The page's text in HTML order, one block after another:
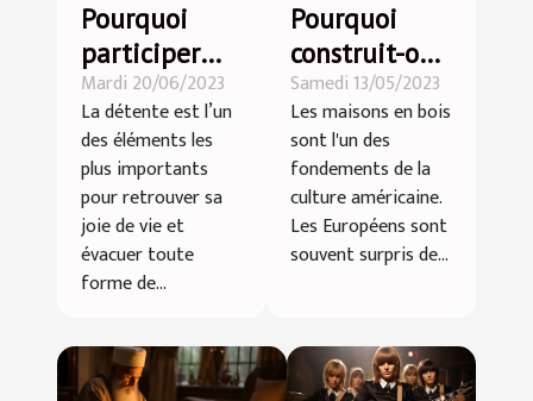
Pourquoi
participer
aux
programmes
du grand
parc
d’attraction
indoor
Kermiland ?
Mardi 20/06/2023
La détente est l’un
des éléments les
plus importants
pour retrouver sa
joie de vie et
évacuer toute
forme de...
Pourquoi
construit-on
des maisons
en bois aux
USA ?
Samedi 13/05/2023
Les maisons en bois
sont l'un des
fondements de la
culture américaine.
Les Européens sont
souvent surpris de...